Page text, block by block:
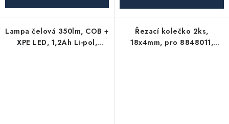
Lampa čelová 350lm, COB +
XPE LED, 1,2Ah Li-pol,
Řezací kolečko 2ks,
18x4mm, pro 8848011,